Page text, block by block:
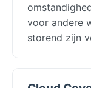
voor andere
storend zijn